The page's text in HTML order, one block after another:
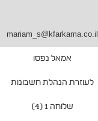
mariam_s@kfarkama.co.il
אמאל נפסו
לעוזרת הנהלת חשבונות
שלוחה 1 (4)